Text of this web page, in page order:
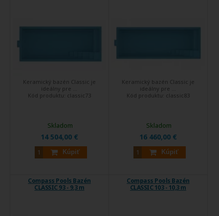
Keramický bazén Classic je
ideálny pre ...
Kód produktu: classic73
14 504,00 €
Kúpiť
Skladom
Keramický bazén Classic je
ideálny pre ...
Kód produktu: classic83
16 460,00 €
Kúpiť
Skladom
Compass Pools Bazén
CLASSIC 93 - 9,3 m
Compass Pools Bazén
CLASSIC 103 - 10,3 m